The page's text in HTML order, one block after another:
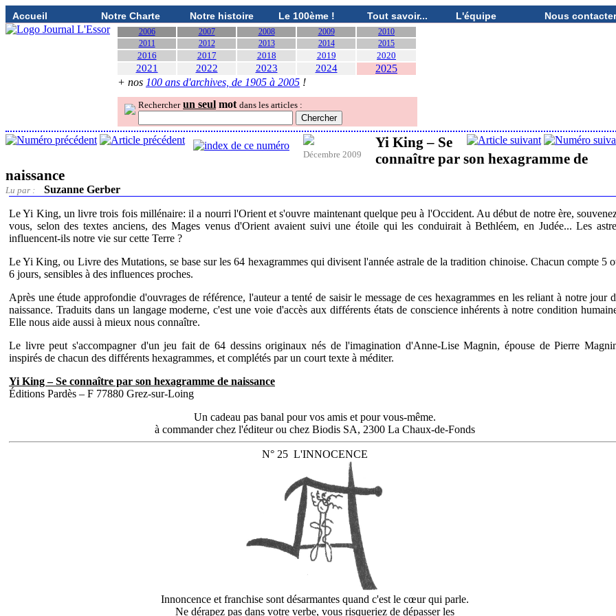
Accueil Notre Charte Notre histoire Le 100ème ! Tout savoir... L'équipe Nous contacter
2006 2007 2008 2009
2010
2011
2012 2013 2014 2015
2016 2017 2018 2019 2020
2021 2022 2023 2024
2025
+ nos 100 ans d'archives, de 1905 à 2005 !
Rechercher un seul mot dans les articles :
Décembre 2009
Yi King – Se
connaître par son hexagramme de
naissance
Lu par : Suzanne Gerber
Le Yi King, un livre trois fois millénaire: il a nourri l'Orient et s'ouvre maintenant quelque peu à l'Occident. Au début de notre ère,
vous, selon des textes anciens, des Mages venus d'Orient avaient suivi une étoile qui les conduirait à Bethléem, en Judée... Les
influencent-ils notre vie sur cette Terre ?
Le Yi King, ou Livre des Mutations, se base sur les 64 hexagrammes qui divisent l'année astrale de la tradition chinoise. Chacun compte 5
6 jours, sensibles à des influences proches.
Après une étude approfondie d'ouvrages de référence, l'auteur a tenté de saisir le message de ces hexagrammes en les reliant à notre jour
naissance. Traduits dans un langage moderne, c'est une voie d'accès aux différents états de conscience inhérents à notre condition
Elle nous aide aussi à mieux nous connaître.
Le livre peut s'accompagner d'un jeu fait de 64 dessins originaux nés de l'imagination d'Anne-Lise Magnin, épouse de Pierre
inspirés de chacun des différents hexagrammes, et complétés par un court texte à méditer.
Yi King – Se connaître par son hexagramme de naissance
Éditions Pardès – F 77880 Grez-sur-Loing
Un cadeau pas banal pour vos amis et pour vous-même.
à commander chez l'éditeur ou chez Biodis SA, 2300 La Chaux-de-Fonds
N° 25 L'INNOCENCE
Innoncence et franchise sont désarmantes quand c'est le cœur qui parle.
Ne dérapez pas dans votre verbe, vous risqueriez de dépasser les